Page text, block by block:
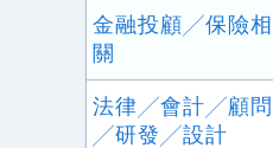
金融投顧╱保險相
關
法律╱會計╱顧問
╱研發╱設計